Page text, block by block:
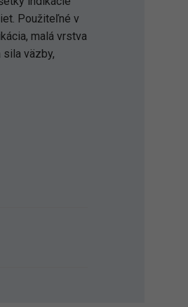
Použiteľné v
malá vrstva
väzby,